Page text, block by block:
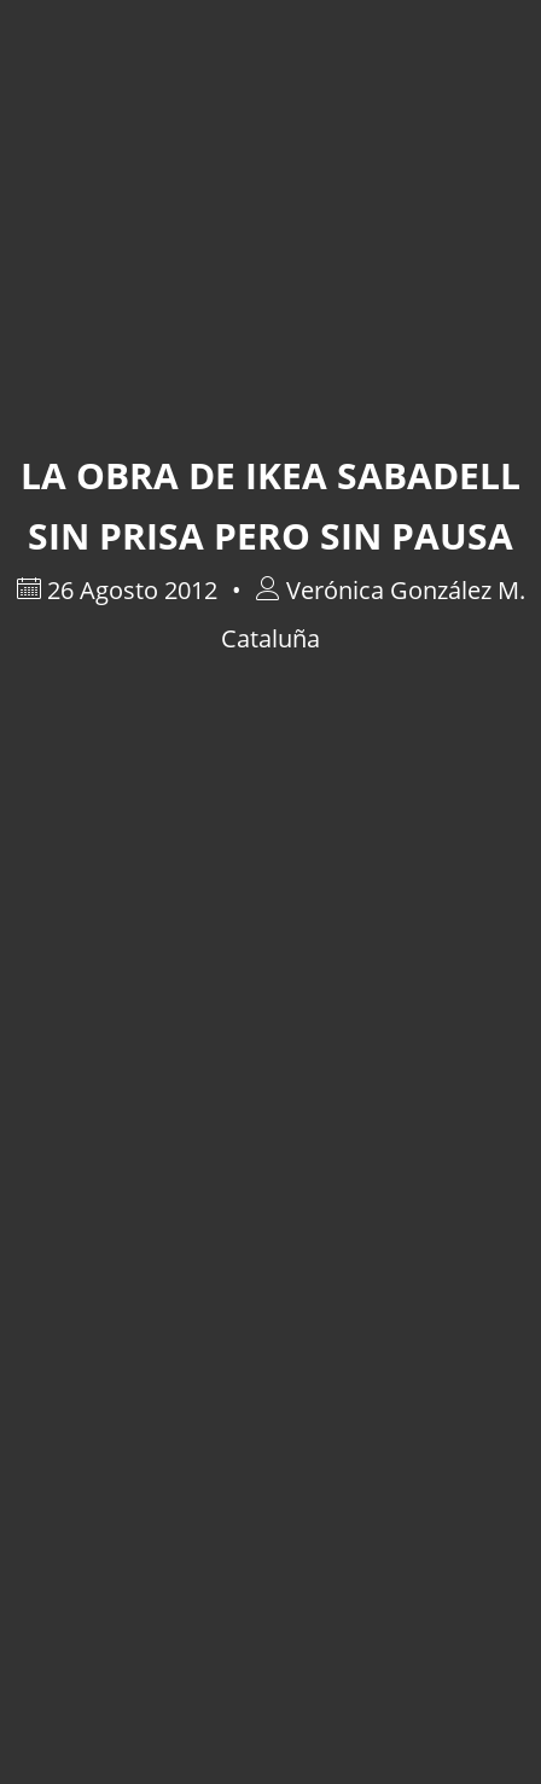
LA OBRA DE IKEA SABADELL
SIN PRISA PERO SIN PAUSA
26 Agosto 2012
Verónica González M.
Cataluña